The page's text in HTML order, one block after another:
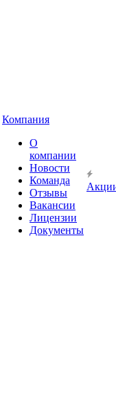
Компания
О
компании
Новости
Команда
Отзывы
Вакансии
Лицензии
Документы